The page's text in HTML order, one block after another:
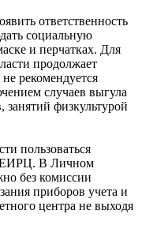
ответственность
социальную
и перчатках. Для
продолжает
рекомендуется
случаев выгула
физкультурой
пользоваться
В Личном
без комиссии
приборов учета и
центра не выходя